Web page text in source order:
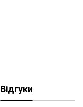
Відгуки